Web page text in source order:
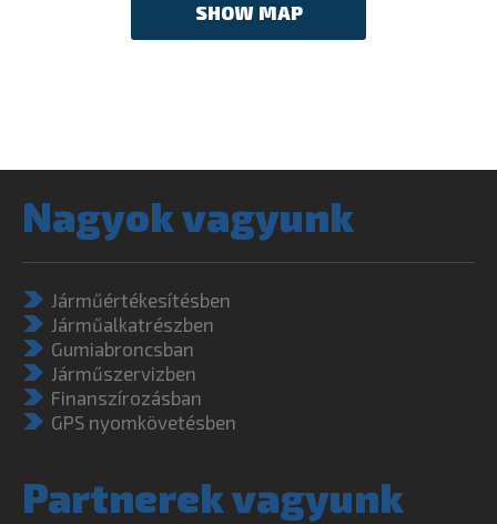
SHOW MAP
Nagyok vagyunk
Járműértékesítésben
Járműalkatrészben
Gumiabroncsban
Járműszervizben
Finanszírozásban
GPS nyomkövetésben
Partnerek vagyunk